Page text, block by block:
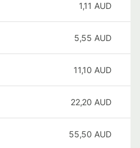
1,11 AUD
5,55 AUD
11,10 AUD
22,20 AUD
55,50 AUD